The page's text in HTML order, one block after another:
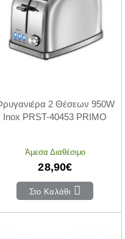
2 Θέσεων 950W
Inox PRST-40453 PRIMO
Άμεσα Διαθέσιμο
28,90€
Στο Καλάθι